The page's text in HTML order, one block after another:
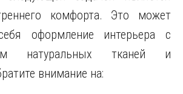
комфорта. Это может
оформление интерьера с
натуральных тканей и
внимание на: